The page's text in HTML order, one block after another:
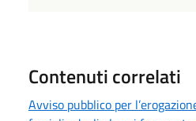
Contenuti correlati
Avviso pubblico per